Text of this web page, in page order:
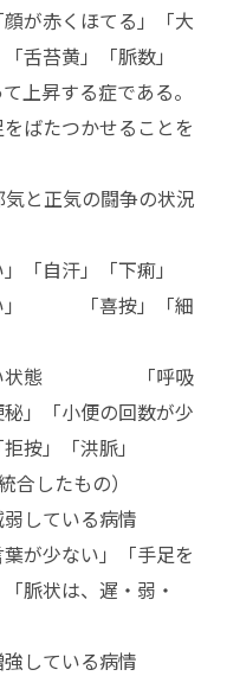
が赤くほてる」「大
舌苔黄」「脈数」
昇する症である。
ばたつかせることを
と正気の闘争の状況
自汗」「下痢」
い」 「喜按」「細
しい状態 「呼吸
」「小便の回数が少
按」「洪脈」
したもの）
弱している病情
が少ない」「手足を
脈状は、遅・弱・
強している病情